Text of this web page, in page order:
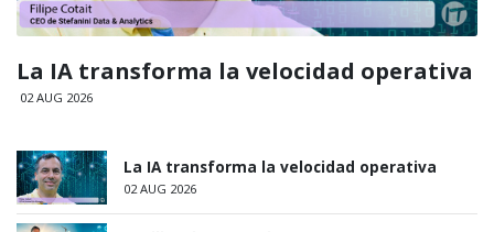
La IA transforma la velocidad operativa
02 AUG 2026
La IA transforma la velocidad operativa
02 AUG 2026